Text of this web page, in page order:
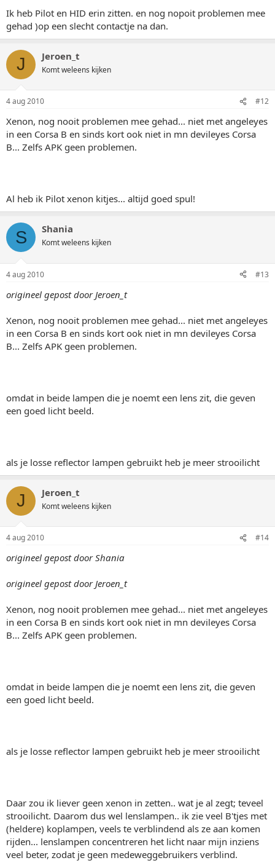
Ik heb Pilot en HID erin zitten. en nog nopoit problemen mee
gehad )op een slecht contactje na dan.
J Jeroen_t
Komt weleens kijken
4 aug 2010 #12
Xenon, nog nooit problemen mee gehad... niet met angeleyes
in een Corsa B en sinds kort ook niet in mn devileyes Corsa
B... Zelfs APK geen problemen.
Al heb ik Pilot xenon kitjes... altijd goed spul!
S Shania
Komt weleens kijken
4 aug 2010 #13
origineel gepost door Jeroen_t
Xenon, nog nooit problemen mee gehad... niet met angeleyes
in een Corsa B en sinds kort ook niet in mn devileyes Corsa
B... Zelfs APK geen problemen.
omdat in beide lampen die je noemt een lens zit, die geven
een goed licht beeld.
als je losse reflector lampen gebruikt heb je meer strooilicht
J Jeroen_t
Komt weleens kijken
4 aug 2010 #14
origineel gepost door Shania
origineel gepost door Jeroen_t
Xenon, nog nooit problemen mee gehad... niet met angeleyes
in een Corsa B en sinds kort ook niet in mn devileyes Corsa
B... Zelfs APK geen problemen.
omdat in beide lampen die je noemt een lens zit, die geven
een goed licht beeld.
als je losse reflector lampen gebruikt heb je meer strooilicht
Daar zou ik liever geen xenon in zetten.. wat je al zegt; teveel
strooilicht. Daarom dus wel lenslampen.. ik zie veel B'tjes met
(heldere) koplampen, veels te verblindend als ze aan komen
rijden... lenslampen concentreren het licht naar mijn inziens
veel beter, zodat je geen medeweggebruikers verblind.